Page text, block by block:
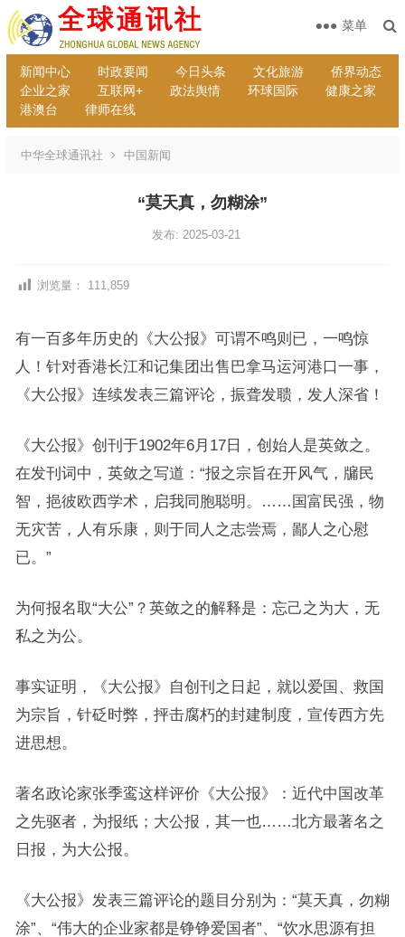
新闻中心 时政要闻 今日头条 文化旅游
侨界动态
企业之家
互联网+ 政法舆情 环球国际
健康之家
港澳台
律师在线
菜单
中华全球通讯社 中国新闻
“莫天真，勿糊涂”
发布: 2025-03-21
浏览量： 111,859
有一百多年历史的《大公报》可谓不鸣则已，一鸣惊
人！针对香港长江和记集团出售巴拿马运河港口一事，
《大公报》连续发表三篇评论，振聋发聩，发人深省！
《大公报》创刊于1902年6月17日，创始人是英敛之。
在发刊词中，英敛之写道：“报之宗旨在开风气，牖民
智，挹彼欧西学术，启我同胞聪明。……国富民强，物
无灾苦，人有乐康，则于同人之志尝焉，鄙人之心慰
已。”
为何报名取“大公”？英敛之的解释是：忘己之为大，无
私之为公。
事实证明，《大公报》自创刊之日起，就以爱国、救国
为宗旨，针砭时弊，抨击腐朽的封建制度，宣传西方先
进思想。
著名政论家张季鸾这样评价《大公报》：近代中国改革
之先驱者，为报纸；大公报，其一也……北方最著名之
日报，为大公报。
《大公报》发表三篇评论的题目分别为：“莫天真，勿糊
涂”、“伟大的企业家都是铮铮爱国者”、“饮水思源有担